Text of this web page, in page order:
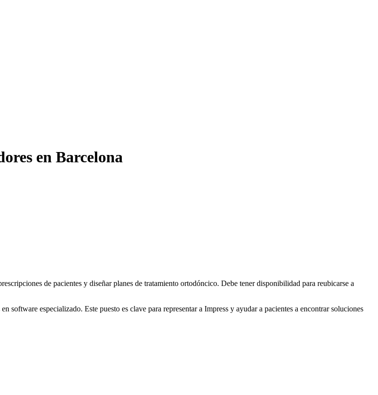
en Barcelona
de pacientes y diseñar planes de tratamiento ortodóncico. Debe tener disponibilidad para reubicarse a
software especializado. Este puesto es clave para representar a Impress y ayudar a pacientes a encontrar soluciones